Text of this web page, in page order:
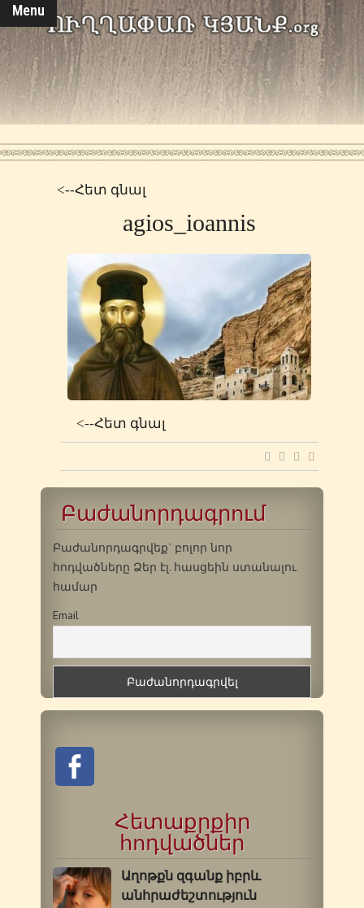
Menu
<--Հետ գնալ
agios_ioannis
<--Հետ գնալ
Բաժանորդագրում
Բաժանորդագրվեք` բոլոր նոր
հոդվածները Ձեր էլ. հասցեին ստանալու
համար
Email
Հետաքրքիր
հոդվածներ
Աղոթքն զգանք իբրև
անհրաժեշտություն